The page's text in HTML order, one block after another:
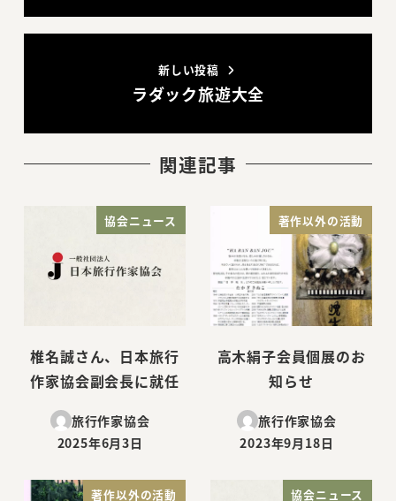
新しい投稿
ラダック旅遊大全
関連記事
協会ニュース
椎名誠さん、日本旅行
作家協会副会長に就任
旅行作家協会
投稿日
2025年6月3日
著作以外の活動
高木絹子会員個展のお
知らせ
旅行作家協会
投稿日
2023年9月18日
著作以外の活動 協会ニュース